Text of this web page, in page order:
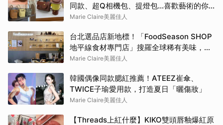
同款、超Q相機包、提燈包…喜歡藝術的你
還會愛上這款
Marie Claire美麗佳人
台北選品店新地標！「FoodSeason SHOP
地平線食材專門店」搜羅全球稀有美味，料
理控必朝聖
Marie Claire美麗佳人
韓國偶像同款腮紅推薦！ATEEZ崔傘、
TWICE子瑜愛用款，打造夏日「曬傷妝」
Marie Claire美麗佳人
【Threads上紅什麼】KIKO雙頭唇釉爆紅原